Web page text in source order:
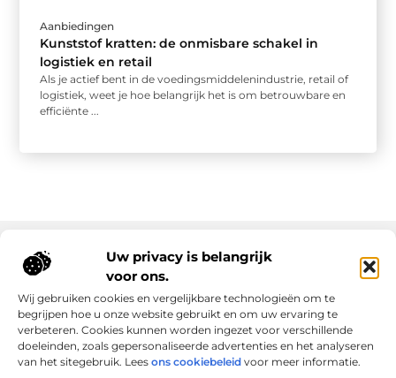
Uw privacy is belangrijk
voor ons.
Wij gebruiken cookies en vergelijkbare technologieën om te
begrijpen hoe u onze website gebruikt en om uw ervaring te
verbeteren. Cookies kunnen worden ingezet voor verschillende
doeleinden, zoals gepersonaliseerde advertenties en het analyseren
van het sitegebruik. Lees ons cookiebeleid voor meer informatie.
Aanbiedingen
Kunststof kratten: de onmisbare schakel in
logistiek en retail
Als je actief bent in de voedingsmiddelenindustrie, retail of
logistiek, weet je hoe belangrijk het is om betrouwbare en
efficiënte ...
Onze informatie